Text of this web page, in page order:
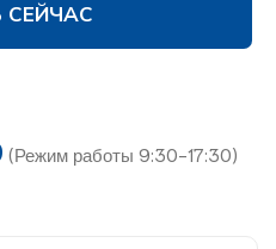
СЕЙЧАС
(Режим работы 9:30-17:30)